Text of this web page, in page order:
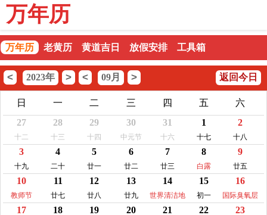
万年历
万年历 老黄历 黄道吉日 放假安排 工具箱
< 2023年 > < 09月 > 返回今日
日 一 二 三 四 五
六
27
十二
28
十三
29
十四
30
中元节
31
十六
1
十七
2
十八
3
十九
4
二十
5
廿一
6
廿二
7
廿三
8
白露
9
廿五
10
教师节
11
廿七
12
廿八
13
廿九
14
世界清洁地
球日
15
初一
16
国际臭氧层
保护日
17 18 19 20 21 22 23